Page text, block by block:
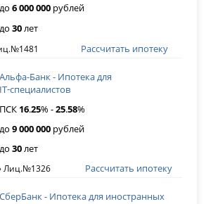
до6 000 000 рублей
до30лет
Рассчитать ипотеку
Альфа-Банк - Ипотека для
IT‑специалистов
ПСК 16.25% -25.58%
до9 000 000 рублей
до30лет
Лиц.№1326 Рассчитать ипотеку
СберБанк - Ипотека для иностранных